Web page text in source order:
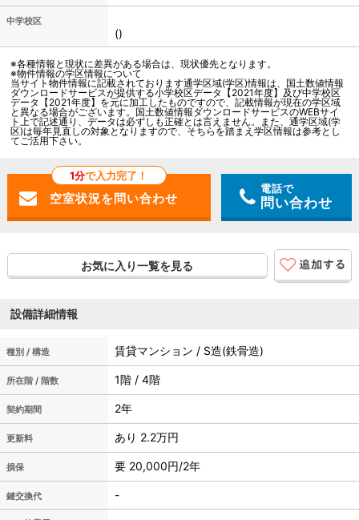
中学校区
()
※各種情報と現状に差異がある場合は、現状優先となります。
※物件情報の学区情報について
当サイト物件情報に記載されております通学区域(学区)情報は、国土数値情報
ダウンロードサービスが提供する小学校区データ【2021年度】及び中学校区
データ【2021年度】を元に加工したものですので、記載情報が現在の学区域
と異なる場合がございます。国土数値情報ダウンロードサービスのWEBサイ
ト上で記述通り、データは必ずしも正確とは言えません。また、通学区域(学
区)は毎年見直しの対象となりますので、そちらを踏まえ学区情報は参考とし
てご活用下さい。
1分で入力完了！
電話で
問い合わせ
お気に入り一覧を見る
設備詳細情報
種別 / 構造 賃貸マンション / S造(鉄骨造)
所在階 / 階数 1階 / 4階
契約期間 2年
更新料 あり 2.2万円
損保 要 20,000円/2年
鍵交換代 -